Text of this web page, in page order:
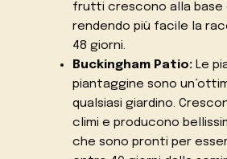
frutti crescono alla base
rendendo più facile la
48 giorni.
Buckingham Patio: Le
piantaggine sono
qualsiasi giardino.
climi e producono
che sono pronti per